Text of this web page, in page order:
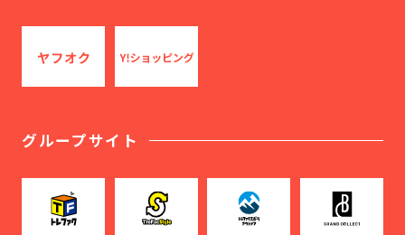
グループサイト